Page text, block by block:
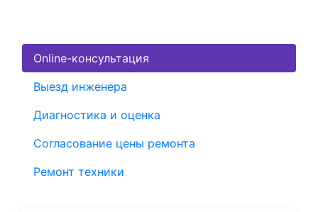
Online-консультация
Выезд инженера
Диагностика и оценка
Согласование цены ремонта
Ремонт техники